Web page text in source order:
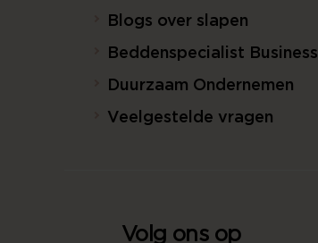
Blogs over slapen
Beddenspecialist Business
Duurzaam Ondernemen
Veelgestelde vragen
Volg ons op